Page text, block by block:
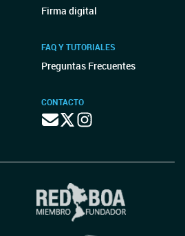
Firma digital
FAQ Y TUTORIALES
Preguntas Frecuentes
CONTACTO